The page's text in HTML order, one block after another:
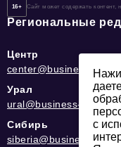
16+ Сайт может содержать контент,
Региональные
Центр
center@business-
Урал
ural@business-
Сибирь
siberia@business-
с